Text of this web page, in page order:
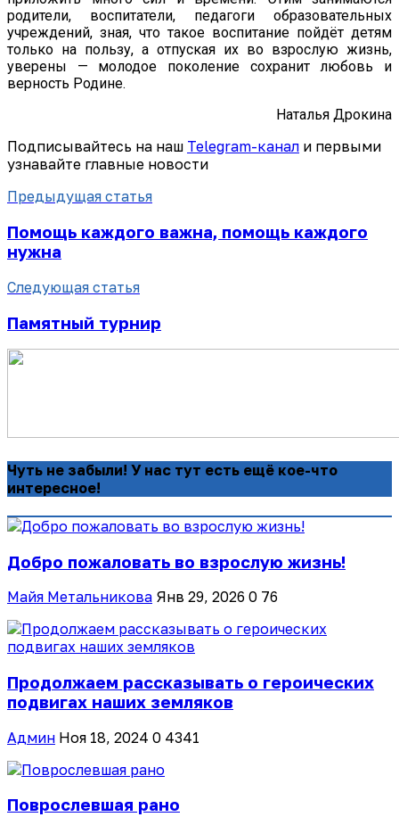
родители, воспитатели, педагоги образовательных
учреждений, зная, что такое воспитание пойдёт детям
только на пользу, а отпуская их во взрослую жизнь,
уверены — молодое поколение сохранит любовь и
верность Родине.
Наталья Дрокина
Подписывайтесь на наш Telegram-канал и первыми
узнавайте главные новости
Предыдущая статья
Помощь каждого важна, помощь каждого
нужна
Следующая статья
Памятный турнир
Чуть не забыли! У нас тут есть ещё кое-что
интересное!
Добро пожаловать во взрослую жизнь!
Майя Метальникова Янв 29, 2026 0 76
Продолжаем рассказывать о героических
подвигах наших земляков
Админ Ноя 18, 2024 0 4341
Поврослевшая рано